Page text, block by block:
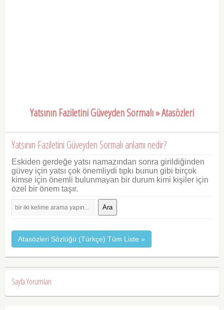
Yatsının Faziletini Güveyden Sormalı » Atasözleri
Yatsının Faziletini Güveyden Sormalı anlamı nedir?
Eskiden gerdeğe yatsı namazından sonra girildiğinden
güvey için yatsı çok önemliydi tıpkı bunun gibi birçok
kimse için önemli bulunmayan bir durum kimi kişiler için
özel bir önem taşır.
Ara
Atasözleri Sözlüğü (Türkçe) Tüm Liste »
Sayfa Yorumları